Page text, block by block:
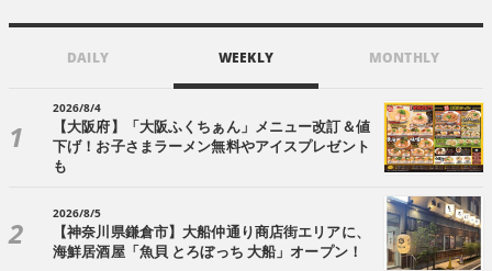
DAILY WEEKLY MONTHLY
2026/8/4
【大阪府】「大阪ふくちぁん」メニュー改訂＆値
下げ！お子さまラーメン無料やアイスプレゼント
も
2026/8/5
【神奈川県鎌倉市】大船仲通り商店街エリアに、
海鮮居酒屋「魚貝 とろぼっち 大船」オープン！